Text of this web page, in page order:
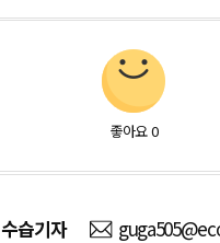
좋아요 0
수습기자